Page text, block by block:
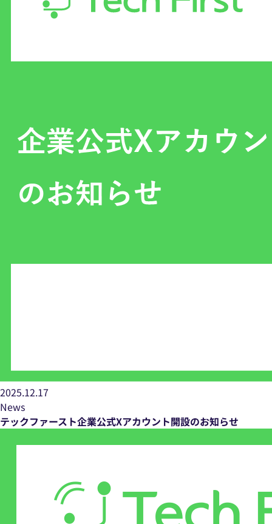
2025.12.17
News
テックファースト企業公式Xアカウント開設のお知らせ